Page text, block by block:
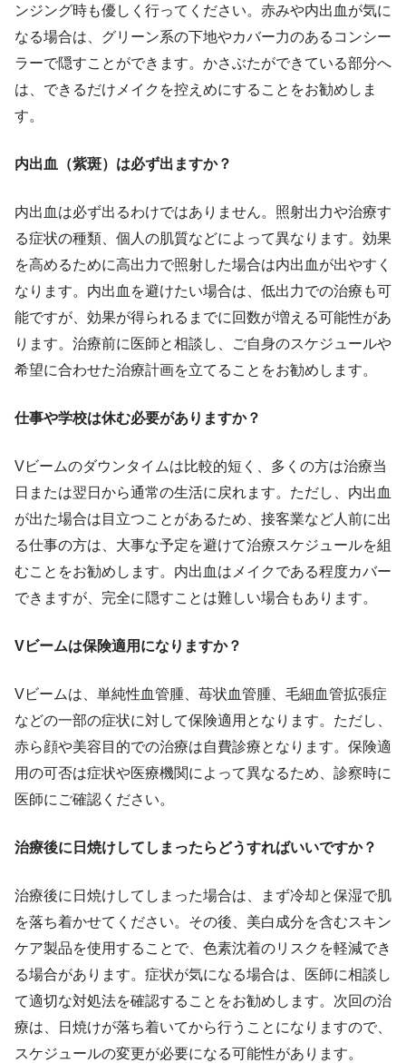
ンジング時も優しく行ってください。赤みや内出血が気に
なる場合は、グリーン系の下地やカバー力のあるコンシー
ラーで隠すことができます。かさぶたができている部分へ
は、できるだけメイクを控えめにすることをお勧めしま
す。
内出血（紫斑）は必ず出ますか？
内出血は必ず出るわけではありません。照射出力や治療す
る症状の種類、個人の肌質などによって異なります。効果
を高めるために高出力で照射した場合は内出血が出やすく
なります。内出血を避けたい場合は、低出力での治療も可
能ですが、効果が得られるまでに回数が増える可能性があ
ります。治療前に医師と相談し、ご自身のスケジュールや
希望に合わせた治療計画を立てることをお勧めします。
仕事や学校は休む必要がありますか？
Vビームのダウンタイムは比較的短く、多くの方は治療当
日または翌日から通常の生活に戻れます。ただし、内出血
が出た場合は目立つことがあるため、接客業など人前に出
る仕事の方は、大事な予定を避けて治療スケジュールを組
むことをお勧めします。内出血はメイクである程度カバー
できますが、完全に隠すことは難しい場合もあります。
Vビームは保険適用になりますか？
Vビームは、単純性血管腫、苺状血管腫、毛細血管拡張症
などの一部の症状に対して保険適用となります。ただし、
赤ら顔や美容目的での治療は自費診療となります。保険適
用の可否は症状や医療機関によって異なるため、診察時に
医師にご確認ください。
治療後に日焼けしてしまったらどうすればいいですか？
治療後に日焼けしてしまった場合は、まず冷却と保湿で肌
を落ち着かせてください。その後、美白成分を含むスキン
ケア製品を使用することで、色素沈着のリスクを軽減でき
る場合があります。症状が気になる場合は、医師に相談し
て適切な対処法を確認することをお勧めします。次回の治
療は、日焼けが落ち着いてから行うことになりますので、
スケジュールの変更が必要になる可能性があります。